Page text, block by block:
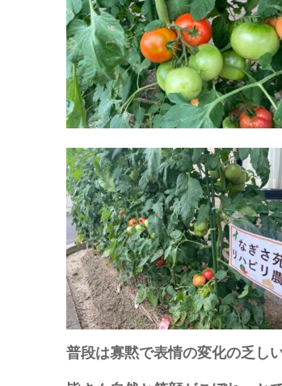
普段は寡黙で表情の変化の乏し